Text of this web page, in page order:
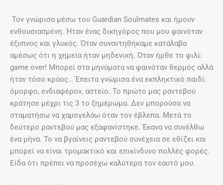
Τον γνώρισα μέσω του Guardian Soulmates και ήμουν
ενθουσιασμένη. Ήταν ένας δικηγόρος που μου φαινόταν
έξυπνος και γλυκός. Όταν συναντηθήκαμε κατάλαβα
αμέσως ότι η χημεία ήταν μηδενική. Όταν ήρθε το φιλί:
game over! Μπορεί στα μηνύματα να φαινόταν θερμός αλλά
ήταν τόσο κρύος… Έπειτα γνώρισα ένα εκπληκτικό παιδί:
όμορφο, ενδιαφέρον, αστείο. Το πρώτο μας ραντεβού
κράτησε μέχρι τις 3 το ξημέρωμα. Δεν μπορούσα να
σταματήσω να χαμογελάω όταν τον έβλεπα. Μετά το
δεύτερο ραντεβού μας εξαφανίστηκε. Έκανα να συνέλθω
ένα μήνα. Το να βγαίνεις ραντεβού συνέχεια σε εθίζει και
μπορεί να είναι τρομακτικό και επικίνδυνο πολλές φορές.
Είδα ότι πρέπει να προσέχω καλύτερα τον εαυτό μου.